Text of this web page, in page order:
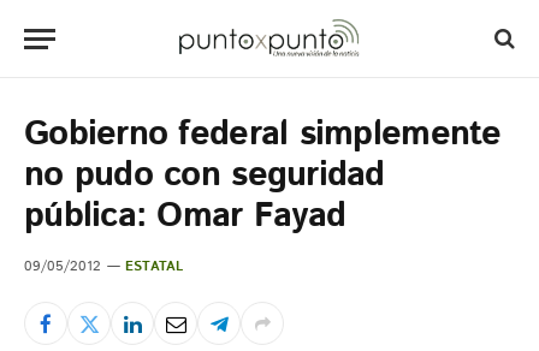
Gobierno federal simplemente
no pudo con seguridad
pública: Omar Fayad
09/05/2012 ESTATAL